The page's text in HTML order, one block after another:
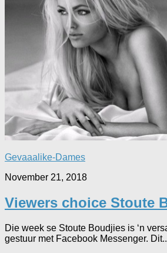
Gevaaalike-Dames
November 21, 2018
Viewers choice Stoute
Die week se Stoute Boudjies is ‘n
gestuur met Facebook Messenger.